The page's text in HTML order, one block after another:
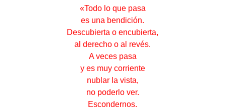
«Todo lo que pasa
es una bendición.
Descubierta o encubierta,
al derecho o al revés.
A veces pasa
y es muy corriente
nublar la vista,
no poderlo ver.
Escondernos.